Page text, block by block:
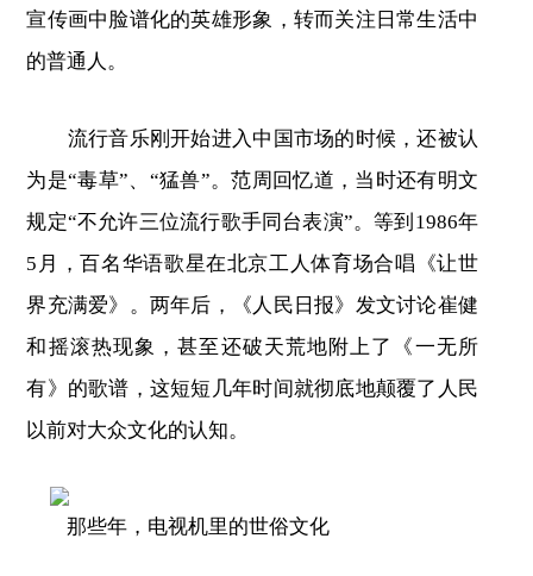
宣传画中脸谱化的英雄形象，转而关注日常生活中
的普通人。
流行音乐刚开始进入中国市场的时候，还被认
为是“毒草”、“猛兽”。范周回忆道，当时还有明文
规定“不允许三位流行歌手同台表演”。等到1986年
5月，百名华语歌星在北京工人体育场合唱《让世
界充满爱》。两年后，《人民日报》发文讨论崔健
和摇滚热现象，甚至还破天荒地附上了《一无所
有》的歌谱，这短短几年时间就彻底地颠覆了人民
以前对大众文化的认知。
那些年，电视机里的世俗文化